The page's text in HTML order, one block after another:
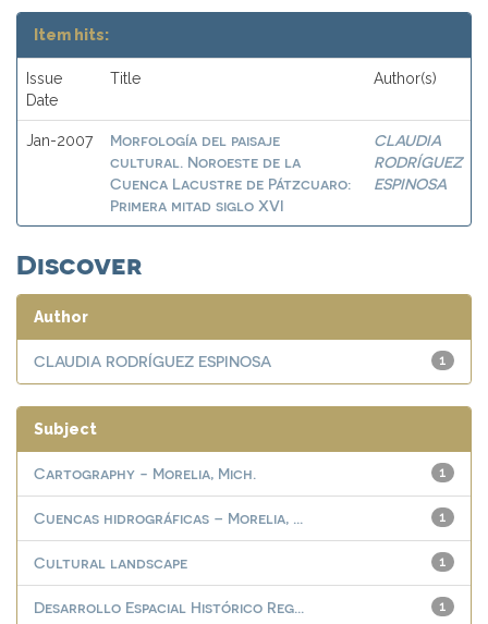
Item hits:
Issue
Date
Title Author(s)
Jan-2007
Morfología del paisaje
cultural. Noroeste de la
Cuenca Lacustre de Pátzcuaro:
Primera mitad siglo XVI
CLAUDIA
RODRÍGUEZ
ESPINOSA
Discover
Author
1
CLAUDIA RODRÍGUEZ ESPINOSA
Subject
1
Cartography - Morelia, Mich.
1
Cuencas hidrográficas – Morelia, ...
1
Cultural landscape
1
Desarrollo Espacial Histórico Reg...